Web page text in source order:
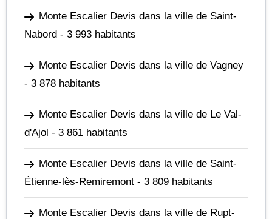
Monte Escalier Devis dans la ville de Saint-
Nabord - 3 993 habitants
Monte Escalier Devis dans la ville de Vagney
- 3 878 habitants
Monte Escalier Devis dans la ville de Le Val-
d'Ajol - 3 861 habitants
Monte Escalier Devis dans la ville de Saint-
Étienne-lès-Remiremont - 3 809 habitants
Monte Escalier Devis dans la ville de Rupt-